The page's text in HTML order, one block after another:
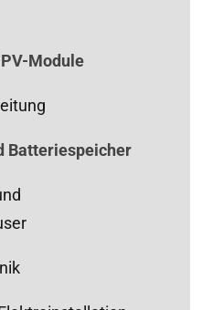
Module
Batteriespeicher